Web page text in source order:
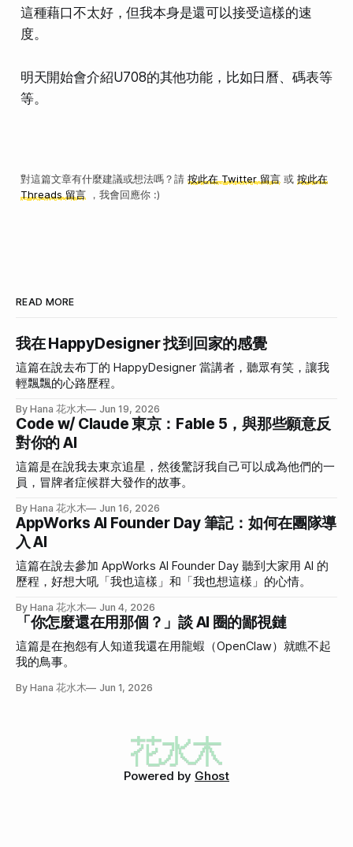
這種藉口不太好，但我本身是還可以接受這樣的速
度。
明天開始會介紹U708的其他功能，比如日曆、碼表等
等。
對這篇文章有什麼建議或想法嗎？請 按此在 Twitter 留言或 按此在
Threads 留言，我會回應你 :)
READ MORE
我在 HappyDesigner 找到回家的感覺
這篇在說去布丁的 HappyDesigner 當講者，聽眾有笑，讓我
輕飄飄的心路歷程。
By Hana 花水木 Jun 19, 2026
Code w/ Claude 東京：Fable 5，與那些願意反
對你的 AI
這篇是在說我去東京追星，然後驚訝我自己可以成為他們的一
員，冒牌者症候群大發作的故事。
By Hana 花水木 Jun 16, 2026
AppWorks AI Founder Day 筆記：如何在團隊導
入 AI
這篇在說去參加 AppWorks AI Founder Day 聽到大家用 AI 的
歷程，好想大吼「我也這樣」和「我也想這樣」的心情。
By Hana 花水木 Jun 4, 2026
「你怎麼還在用那個？」談 AI 圈的鄙視鏈
這篇是在抱怨有人知道我還在用龍蝦（OpenClaw）就瞧不起
我的鳥事。
By Hana 花水木 Jun 1, 2026
Powered by Ghost